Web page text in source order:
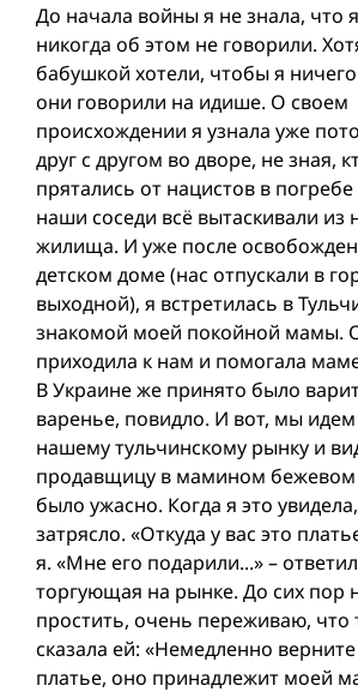
До начала вой­ны я не знала, что
никогда об этом не говорили.
бабушкой хотели, чтобы я
они говорили на идише. О своем
происхождении я узнала уже
друг с другом во дворе, не зная,
прятались от нацистов в
наши соседи всё вытаскивали из
жилища. И уже после
детском доме (нас отпускали в
выходной), я встретилась в
знакомой моей покойной мамы.
приходила к нам и помогала
В Украине же принято было
варенье, повидло. И вот, мы
нашему тульчинскому рынку и
продавщицу в мамином бежевом
было ужасно. Когда я это
затрясло. «Откуда у вас это
я. «Мне его подарили...» –
торгующая на рынке. До сих пор
простить, очень переживаю, что
сказала ей: «Немедленно
платье, оно принадлежит моей